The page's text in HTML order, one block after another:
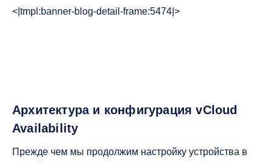
<|tmpl:banner-blog-detail-frame:5474|>
Архитектура и конфигурация vCloud
Availability
Прежде чем мы продолжим настройку устройства в